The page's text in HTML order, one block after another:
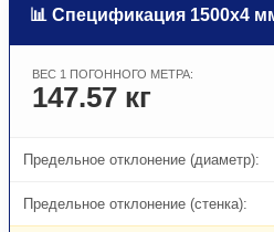
📊 Спецификация 1500х4
ВЕС 1 ПОГОННОГО МЕТРА:
147.57 кг
Предельное отклонение (диаметр):
Предельное отклонение (стенка):